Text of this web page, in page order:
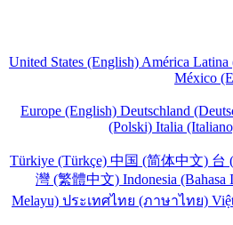
United States (English) América Latina
México
Europe (English) Deutschland
(Polski) Italia
Türkiye (Türkçe) 中国 (简体中文) 台
灣 (繁體中文) Indonesia (Bahasa
Melayu) ประเทศไทย (ภาษาไทย)